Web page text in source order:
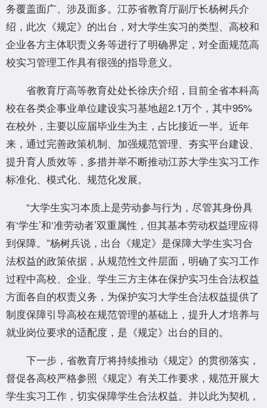
务覆盖面广、涉及面多。江苏省教育厅副厅长杨树兵介
绍，此次《规定》的出台，对大学生实习的类型、高校和
企业各方主体职责义务等进行了明确界定，对全面规范高
校实习管理工作具有很强的指导意义。
省教育厅高等教育处处长徐庆介绍，目前全省本科高
校在各类企事业单位建设实习基地超2.1万个，其中95%
在校外，主要以应届毕业生为主，占比接近一半。近年
来，通过完善政策机制、加强规范管理、夯实平台建设、
提升育人质效等，多措并举不断推动江苏大学生实习工作
标准化、模式化、规范化发展。
“大学生实习本质上是劳动参与行为，尽管其身份具
有‘学生’和‘准劳动者’双重属性，但其基本劳动权益理应得
到保障。”杨树兵说，出台《规定》是保障大学生实习合
法权益的政策依据，从规范性文件层面，明确了实习工作
过程中高校、企业、学生三方主体在保护实习生合法权益
方面各自的权责义务，为保护实习大学生合法权益提供了
制度保障引导高校在规范管理的基础上，提升人才培养与
就业岗位要求的适配度，是《规定》出台的目的。
下一步，省教育厅将持续推动《规定》的贯彻落实，
督促各高校严格参照《规定》有关工作要求，规范开展大
学生实习工作，切实保障学生合法权益。并以此为契机，